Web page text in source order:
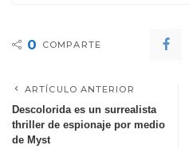
0 COMPARTE
ARTÍCULO ANTERIOR
Descolorida es un surrealista
thriller de espionaje por medio
de Myst